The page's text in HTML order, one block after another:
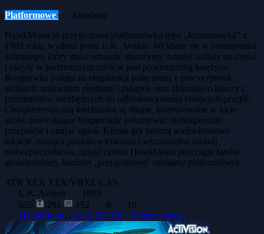
Platformowe
Emulator
HawkMoon to przygodowa platformówka typu „komnatówka” z
1993 roku, wydana przez L.K. Avalon. Wcielasz się w przemytnika
Johnniego, który musi odnaleźć starożytny Amulet rozbity na części
i ukryty w podziemnym mieście pod powierzchnią księżyca.
Rozgrywka polega na eksploracji połączonej z precyzyjnymi
skokami, unikaniem płomieni i pułapek oraz zbieraniem kluczy i
przedmiotów niezbędnych do odblokowywania kolejnych przejść.
Charakterystyczną mechaniką są długie, kontrolowane w locie
skoki, pozwalające bezpiecznie pokonywać niebezpieczne
przepaście i omijać ogień. Klimat gry tworzą wieloekranowe
lokacje, rosnący poziom wyzwania i wyczuwalny nastrój
niebezpieczeństwa, dzięki czemu HawkMoon przyciąga fanów
spokojniejszej, bardziej „przygodowej” odmiany platformówek.
ATR XEX XEX/VBXE CAS
L.K. Avalon
1993
655
291 152 0
19
HawkMoon – Atari XL/XE - Zobacz więcej